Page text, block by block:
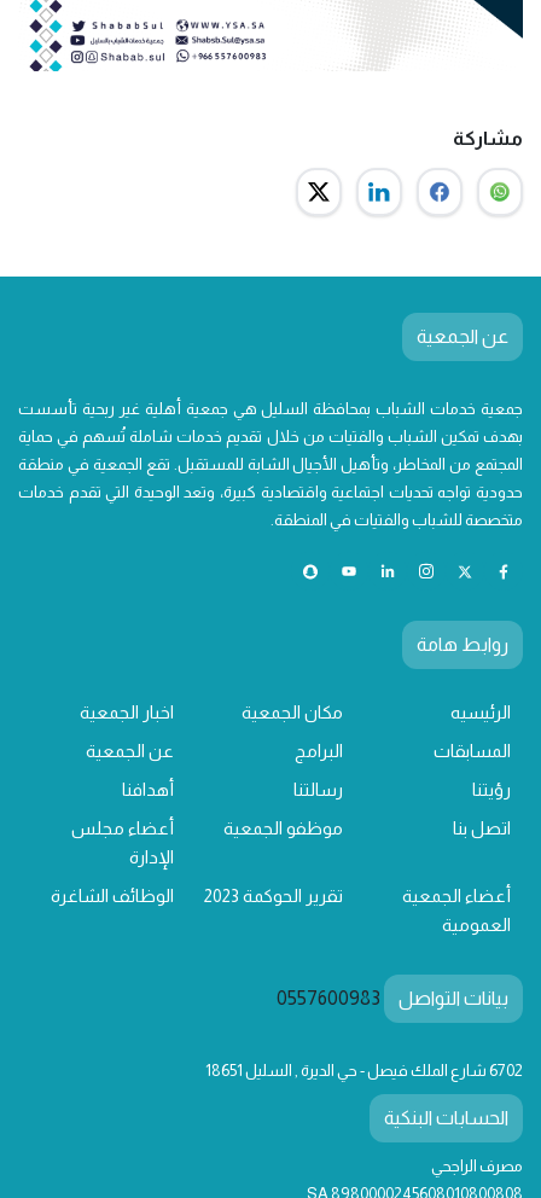
مشاركة
عن الجمعية
جمعية خدمات الشباب بمحافظة السليل هي جمعية أهلية غير ربحية تأسست
بهدف تمكين الشباب والفتيات من خلال تقديم خدمات شاملة تُسهم في حماية
المجتمع من المخاطر، وتأهيل الأجيال الشابة للمستقبل. تقع الجمعية في منطقة
حدودية تواجه تحديات اجتماعية واقتصادية كبيرة، وتعد الوحيدة التي تقدم خدمات
متخصصة للشباب والفتيات في المنطقة.
روابط هامة
الرئيسيه مكان الجمعية
اخبار الجمعية
المسابقات
البرامج
عن الجمعية
رؤيتنا
رسالتنا
أهدافنا
اتصل بنا
موظفو الجمعية
أعضاء مجلس
الإدارة
أعضاء الجمعية
العمومية
تقرير الحوكمة 2023 الوظائف الشاغرة
بيانات التواصل 0557600983
6702 شارع الملك فيصل - حي الديرة , السليل 18651
الحسابات البنكية
مصرف الراجحي
SA 8980000245608010800808